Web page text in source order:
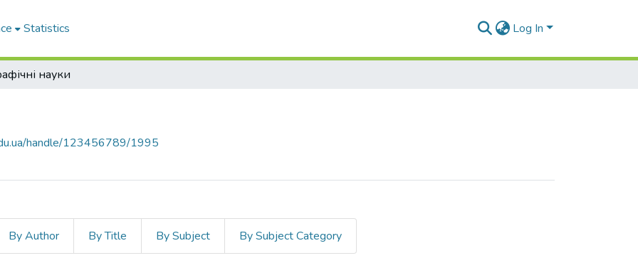
Statistics Log In
науки
handle/123456789/1995
By Author By Title By Subject By Subject Category